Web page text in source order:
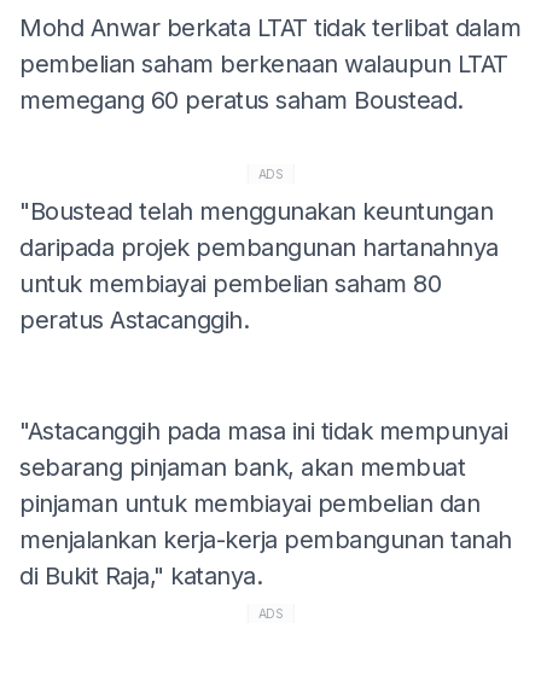
Mohd Anwar berkata LTAT tidak terlibat dalam
pembelian saham berkenaan walaupun LTAT
memegang 60 peratus saham Boustead.
ADS
"Boustead telah menggunakan keuntungan
daripada projek pembangunan hartanahnya
untuk membiayai pembelian saham 80
peratus Astacanggih.
"Astacanggih pada masa ini tidak mempunyai
sebarang pinjaman bank, akan membuat
pinjaman untuk membiayai pembelian dan
menjalankan kerja-kerja pembangunan tanah
di Bukit Raja," katanya.
ADS